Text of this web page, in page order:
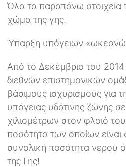
Όλα τα παραπάνω στοιχεία
χώμα της γης.
Ύπαρξη υπόγειων
Από το Δεκέμβριο του 2014
διεθνών επιστημονικών
βάσιμους ισχυρισμούς για
υπόγειας υδάτινης ζώνης
χιλιομέτρων στον φλοιό
ποσότητα των οποίων είναι
συνολική ποσότητα
της Γης!